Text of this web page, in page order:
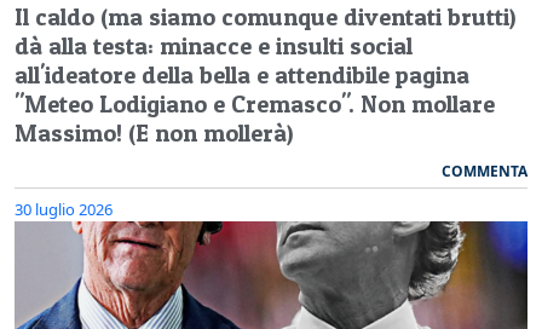
Il caldo (ma siamo comunque diventati brutti)
dà alla testa: minacce e insulti social
all'ideatore della bella e attendibile pagina
"Meteo Lodigiano e Cremasco". Non mollare
Massimo! (E non mollerà)
COMMENTA
30 luglio 2026